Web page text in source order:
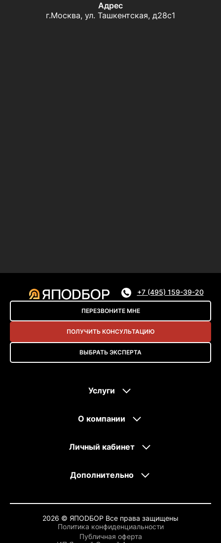
Адрес
г.Москва, ул. Ташкентская, д28с1
+7 (495) 159-39-20
ПЕРЕЗВОНИТЕ МНЕ
ПОЛУЧИТЬ КОНСУЛЬТАЦИЮ
ВЫБРАТЬ ЭКСПЕРТА
Услуги
О компании
Личный кабинет
Дополнительно
2026 © ЯПОDБОР Все права защищены
Политика конфиденциальности
Публичная оферта